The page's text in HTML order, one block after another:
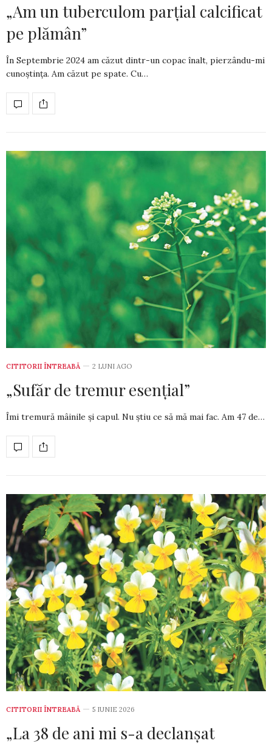
„Am un tuberculom parțial calcificat
pe plămân”
În Septembrie 2024 am căzut dintr-un copac înalt, pierzându-mi
cunoștința. Am căzut pe spate. Cu…
CITITORII ÎNTREABĂ 2 LUNI AGO
„Sufăr de tremur esențial”
Îmi tremură mâinile și capul. Nu știu ce să mă mai fac. Am 47 de…
CITITORII ÎNTREABĂ 5 IUNIE 2026
„La 38 de ani mi s-a declanșat